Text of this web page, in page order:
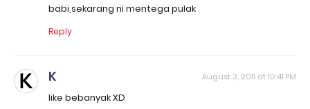
babi,sekarang ni mentega pulak
Reply
K August 3, 2011 at 10:41 PM
like bebanyak XD